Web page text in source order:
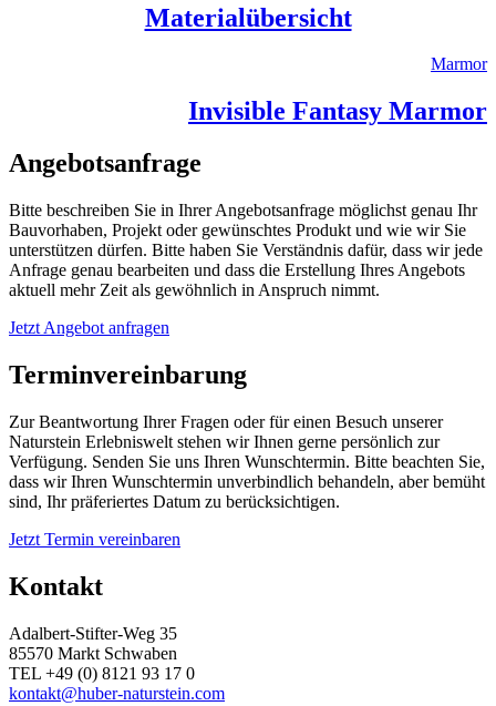
Materialübersicht
Marmor
Invisible Fantasy Marmor
Angebotsanfrage
Bitte beschreiben Sie in Ihrer Angebotsanfrage möglichst genau Ihr
Bauvorhaben, Projekt oder gewünschtes Produkt und wie wir Sie
unterstützen dürfen. Bitte haben Sie Verständnis dafür, dass wir jede
Anfrage genau bearbeiten und dass die Erstellung Ihres Angebots
aktuell mehr Zeit als gewöhnlich in Anspruch nimmt.
Jetzt Angebot anfragen
Terminvereinbarung
Zur Beantwortung Ihrer Fragen oder für einen Besuch unserer
Naturstein Erlebniswelt stehen wir Ihnen gerne persönlich zur
Verfügung. Senden Sie uns Ihren Wunschtermin. Bitte beachten Sie,
dass wir Ihren Wunschtermin unverbindlich behandeln, aber bemüht
sind, Ihr präferiertes Datum zu berücksichtigen.
Jetzt Termin vereinbaren
Kontakt
Adalbert-Stifter-Weg 35
85570 Markt Schwaben
TEL +49 (0) 8121 93 17 0
kontakt@huber-naturstein.com